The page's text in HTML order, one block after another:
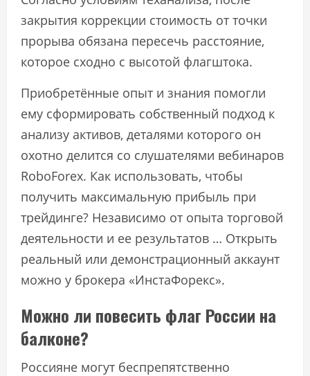
закрытия коррекции стоимость от точки
прорыва обязана пересечь расстояние,
которое сходно с высотой флагштока.
Приобретённые опыт и знания помогли
ему сформировать собственный подход к
анализу активов, деталями которого он
охотно делится со слушателями вебинаров
RoboForex. Как использовать, чтобы
получить максимальную прибыль при
трейдинге? Независимо от опыта торговой
деятельности и ее результатов … Открыть
реальный или демонстрационный аккаунт
можно у брокера «ИнстаФорекс».
Можно ли повесить флаг России на
балконе?
Россияне могут беспрепятственно